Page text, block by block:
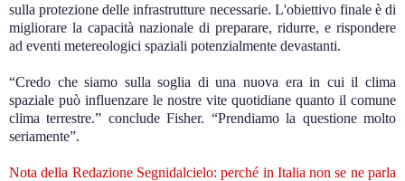
sulla protezione delle infrastrutture necessarie. L'obiettivo finale è di
migliorare la capacità nazionale di preparare, ridurre, e rispondere
ad eventi metereologici spaziali potenzialmente devastanti.
“Credo che siamo sulla soglia di una nuova era in cui il clima
spaziale può influenzare le nostre vite quotidiane quanto il comune
clima terrestre.” conclude Fisher. “Prendiamo la questione molto
seriamente”.
Nota della Redazione Segnidalcielo: perché in Italia non se ne parla